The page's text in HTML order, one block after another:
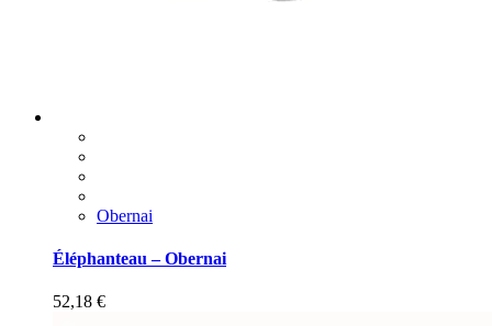
Obernai
Éléphanteau – Obernai
52,18 €